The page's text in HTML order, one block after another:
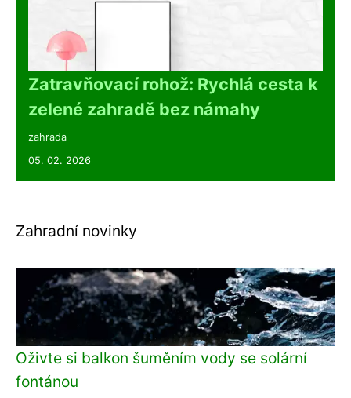
Zatravňovací rohož: Rychlá cesta k
zelené zahradě bez námahy
zahrada
05. 02. 2026
Zahradní novinky
Oživte si balkon šuměním vody se solární
fontánou